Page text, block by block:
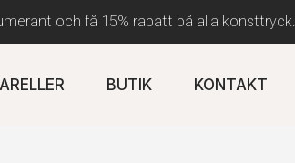
och få 15% rabatt på alla konsttryck.
BUTIK KONTAKT